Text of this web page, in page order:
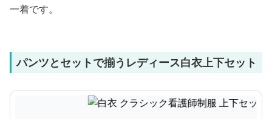
一着です。
パンツとセットで揃うレディース白衣上下セット